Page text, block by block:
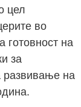
цел
во
готовност на
за
развивање на